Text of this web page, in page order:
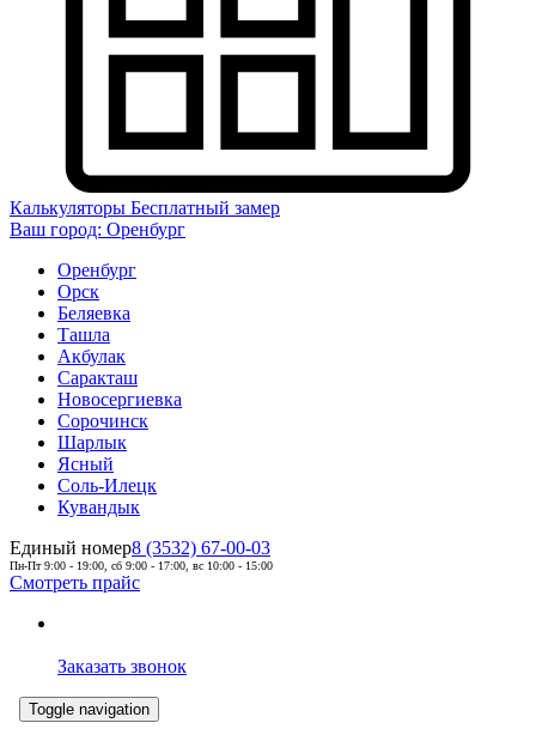
Калькуляторы Бесплатный замер
Ваш город: Оренбург
Оренбург
Орск
Беляевка
Ташла
Акбулак
Саракташ
Новосергиевка
Сорочинск
Шарлык
Ясный
Соль-Илецк
Кувандык
Единый номер8 (3532) 67-00-03
Пн-Пт 9:00 - 19:00, сб 9:00 - 17:00, вс 10:00 - 15:00
Смотреть прайс
Заказать звонок
Toggle navigation